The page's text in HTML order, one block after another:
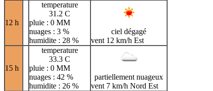
12 h
temperature
31.2 C
pluie : 0 MM
nuages : 3 %
humidite : 28 %
ciel dégagé
vent 12 km/h Est
15 h
temperature
33.3 C
pluie : 0 MM
nuages : 42 %
humidite : 26 %
partiellement nuageux
vent 7 km/h Nord Est